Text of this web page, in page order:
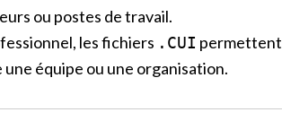
ou postes de travail.
les fichiers .CUI permettent
équipe ou une organisation.